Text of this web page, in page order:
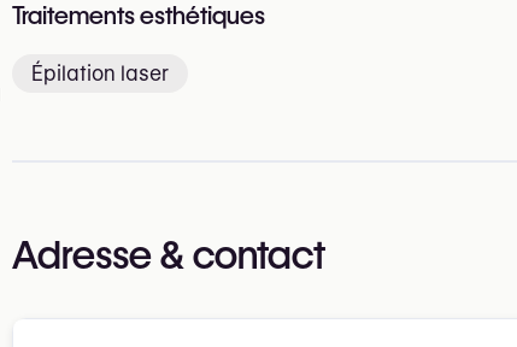
Traitements esthétiques
Épilation laser
Adresse & contact